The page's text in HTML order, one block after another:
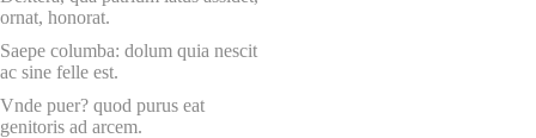
ornat, honorat.
Saepe columba: dolum quia nescit
ac sine felle est.
Vnde puer? quod purus eat
genitoris ad arcem.